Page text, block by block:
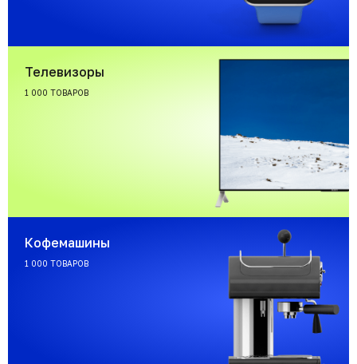
Телевизоры
1 000 ТОВАРОВ
Кофемашины
1 000 ТОВАРОВ